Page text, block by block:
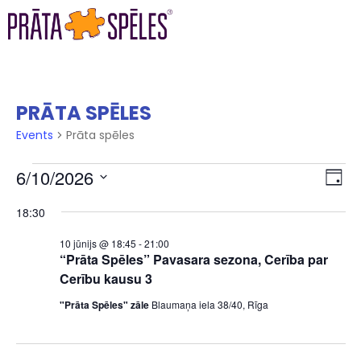
PRĀTA SPĒLES
Events Prāta spēles
DAY
6/10/2026
date.
18:30
“Prāta Spēles” Pavasara sezona, Cerība par
Cerību kausu 3
10 jūnijs @ 18:45 -21:00
"Prāta Spēles" zāle Blaumaņa iela 38/40, Rīga